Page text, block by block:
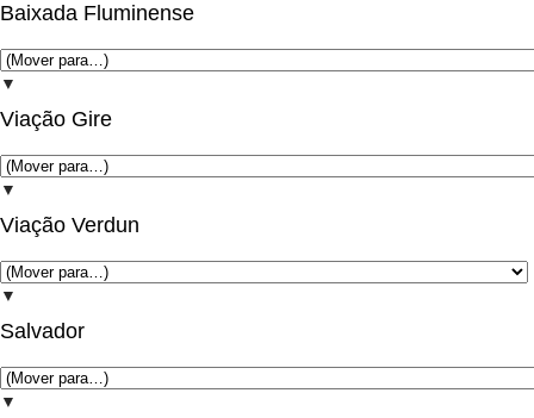
Baixada Fluminense
▼
Viação Gire
▼
Viação Verdun
▼
Salvador
▼